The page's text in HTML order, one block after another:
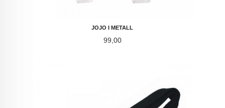
JOJO I METALL
Pris
99,00